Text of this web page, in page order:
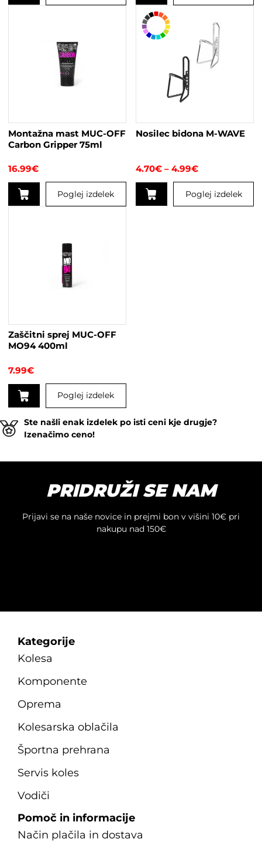
izdelek
ima
Možnosti
izberete
strani
izdelka
Montažna mast MUC-OFF
Carbon Gripper 75ml
16.99€
Poglej izdelek
Nosilec bidona M-WAVE
4.70€ – 4.99€Cenovni
od
4.70€
do
Poglej izdelek
Zaščitni sprej MUC-OFF
MO94 400ml
7.99€
Poglej izdelek
Ste našli enak izdelek po isti ceni kje drugje?
Izenačimo ceno!
PRIDRUŽI SE NAM
Prijavi se na naše novice in prejmi bon v višini 10€ pri
nakupu nad 150€
Kategorije
Kolesa
Komponente
Oprema
Kolesarska oblačila
Športna prehrana
Servis koles
Vodiči
Pomoč in informacije
Način plačila in dostava